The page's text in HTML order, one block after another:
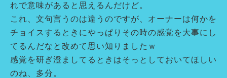
れで意味があると思えるんだけど。
これ、文句言うのは違うのですが、オーナーは何かを
チョイスするときにやっぱりその時の感覚を大事にし
てるんだなと改めて思い知りましたｗ
感覚を研ぎ澄ましてるときはそっとしておいてほしい
のね、多分。